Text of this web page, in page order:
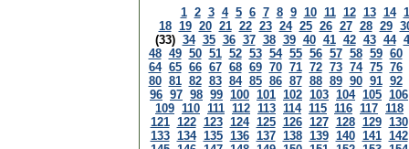
1 2 3 4 5 6 7 8 9 10 11 12 13 14
18 19 20 21 22 23 24 25 26 27 28 29
(33) 34 35 36 37 38 39 40 41 42 43 44
48 49 50 51 52 53 54 55 56 57 58 59 60
64 65 66 67 68 69 70 71 72 73 74 75 76
80 81 82 83 84 85 86 87 88 89 90 91 92
96 97 98 99 100 101 102 103 104 105 106
109 110 111 112 113 114 115 116 117 118
121 122 123 124 125 126 127 128 129 130
133 134 135 136 137 138 139 140 141 142